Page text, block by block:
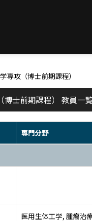
専攻（博士前期課程）
博士前期課程） 教員一
専門分野
医用生体工学, 腫瘍治